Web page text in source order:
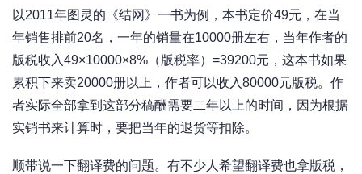
以2011年图灵的《结网》一书为例，本书定价49元，在当
年销售排前20名，一年的销量在10000册左右，当年作者的
版税收入49×10000×8%（版税率）=39200元，这本书如果
累积下来卖20000册以上，作者可以收入80000元版税。作
者实际全部拿到这部分稿酬需要二年以上的时间，因为根据
实销书来计算时，要把当年的退货等扣除。
顺带说一下翻译费的问题。有不少人希望翻译费也拿版税，